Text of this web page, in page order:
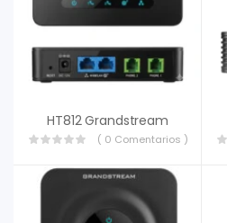
HT812 Grandstream
( 0 Comentarios )